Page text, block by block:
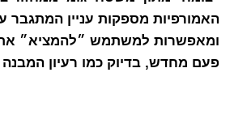
האמורפיות מספקות עניין המתגבר
ומאפשרות למשתמש ״להמציא״
פעם מחדש, בדיוק כמו רעיון